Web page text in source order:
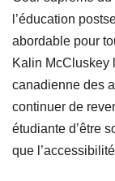
l’éducation
abordable pour
Kalin McCluskey
canadienne des
continuer de
étudiante d’être
que